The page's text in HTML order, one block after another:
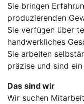
Sie bringen
produzierenden
Sie verfügen über
handwerkliches
Sie arbeiten
präzise und sind ein
Das sind wir
Wir suchen